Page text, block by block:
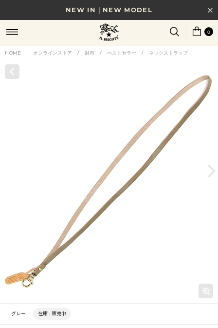
NEW IN｜NEW MODEL
8/17(月)10時まで｜税込11,000円以上で送料無料
贈る相手やシーンから選べる、新しいギフトガイド
0
HOME | オンラインストア / 財布 / べストセラー / ネックストラップ
グレー 在庫 : 販売中